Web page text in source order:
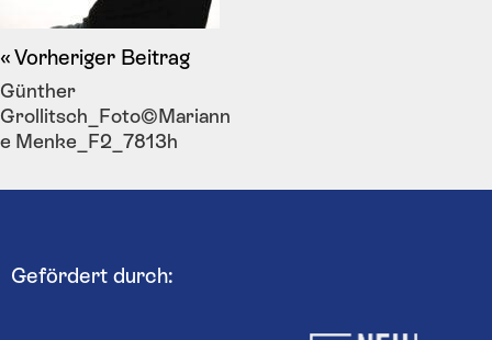
Vorheriger Beitrag
Günther
Grollitsch_Foto©Mariann
e Menke_F2_7813h
Gefördert durch: